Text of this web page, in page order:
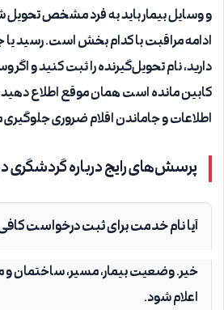
و وسایل بیمار باید به فرد مشخص تحویل
ادامه مراقبت با کدام بخش است. رسید یا
دارید، نام تحویل‌گیرنده را ثبت کنید و
کابین مانده است همان موقع اطلاع دهید.
اطلاعات و جا‌ماندن اقلام ضروری
پرسش‌های رایج درباره گردشگری
آیا نام خدمت برای ثبت درخواست
خیر. وضعیت بیمار، مسیر، ساختمان و
اعلام شود.